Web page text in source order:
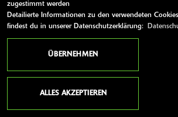
zugestimmt werden
Detailierte Informationen zu den verwendeten
findest du in unserer Datenschutzerklärung:
ÜBERNEHMEN
ALLES AKZEPTIEREN